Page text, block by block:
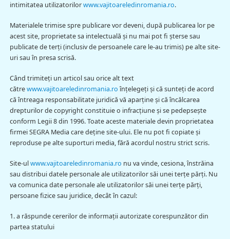
intimitatea utilizatorilorwww.vajitoareledinromania.ro.
Materialele trimise spre publicare vor deveni, după publicarea lor pe
acest site, proprietate sa intelectuală şi nu mai pot fi şterse sau
publicate de terţi (inclusiv de persoanele care le-au trimis) pe alte site-
uri sau în presa scrisă.
Când trimiteţi un articol sau orice alt text
cătrewww.vajitoareledinromania.roînţelegeţi şi că sunteţi de acord
că întreaga responsabilitate juridică vă aparţine şi că încălcarea
drepturilor de copyright constituie o infracţiune şi se pedepseşte
conform Legii 8 din 1996. Toate aceste materiale devin proprietatea
firmei SEGRA Media care deţine site-ului. Ele nu pot fi copiate şi
reproduse pe alte suporturi media, fără acordul nostru strict scris.
Site-ulwww.vajitoareledinromania.ro nu va vinde, cesiona, înstrăina
sau distribui datele personale ale utilizatorilor săi unei terţe părţi. Nu
va comunica date personale ale utilizatorilor săi unei terţe părţi,
persoane fizice sau juridice, decât în cazul:
1. a răspunde cererilor de informaţii autorizate corespunzător din
partea statului